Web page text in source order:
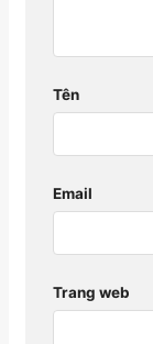
Tên
Email
Trang web